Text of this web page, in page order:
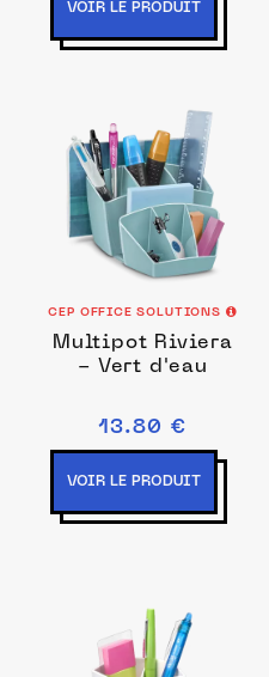
VOIR LE PRODUIT
CEP OFFICE SOLUTIONS
Multipot Riviera
- Vert d'eau
13.80 €
VOIR LE PRODUIT